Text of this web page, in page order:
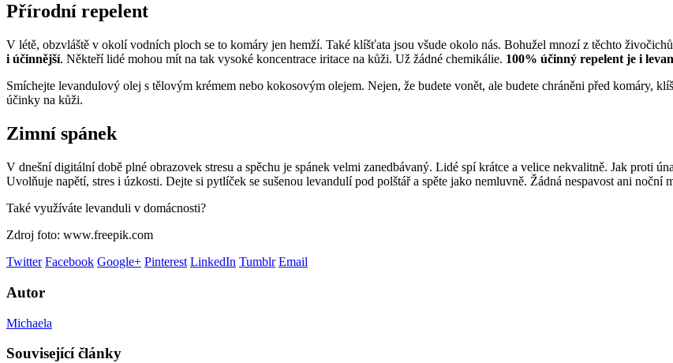
Přírodní repelent
V létě, obzvláště v okolí vodních ploch se to komáry jen hemží. Také klíšťata jsou všude okolo nás. Bohužel mnozí z těchto
i účinnější. Někteří lidé mohou mít na tak vysoké koncentrace iritace na kůži. Už žádné chemikálie. 100% účinný repelent je i
Smíchejte levandulový olej s tělovým krémem nebo kokosovým olejem. Nejen, že budete vonět, ale budete chráněni před komáry,
účinky na kůži.
Zimní spánek
V dnešní digitální době plné obrazovek stresu a spěchu je spánek velmi zanedbávaný. Lidé spí krátce a velice nekvalitně. Jak proti
Uvolňuje napětí, stres i úzkosti. Dejte si pytlíček se sušenou levandulí pod polštář a spěte jako nemluvně. Žádná nespavost ani
Také využíváte levanduli v domácnosti?
Zdroj foto: www.freepik.com
Twitter Facebook Google+ Pinterest LinkedIn Tumblr Email
Autor
Michaela
Související články